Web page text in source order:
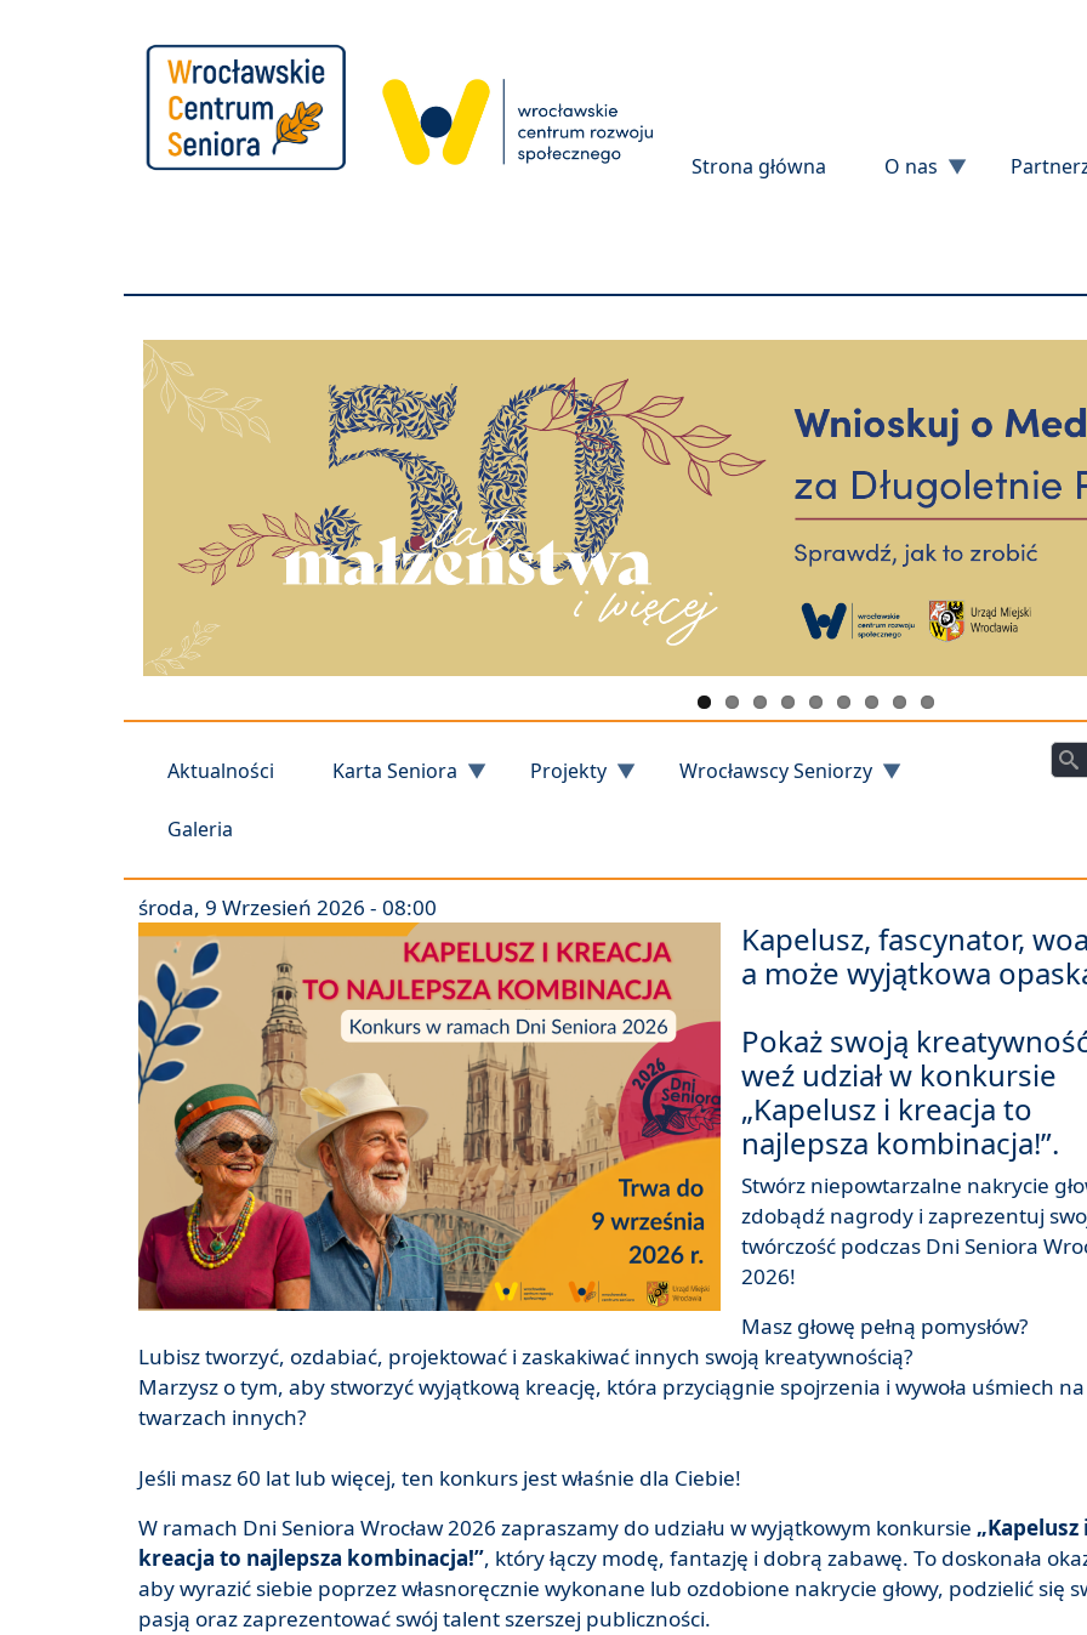
Strona główna O nas
Aktualności Karta Seniora Projekty Wrocławscy Seniorzy
Galeria
środa, 9 Wrzesień 2026 - 08:00
Kapelusz, fascynator,
a może wyjątkowa
Pokaż swoją
weź udział w konkursie
„Kapelusz i kreacja to
najlepsza kombinacja!”.
Stwórz niepowtarzalne nakrycie
zdobądź nagrody i zaprezentuj
twórczość podczas Dni Seniora
2026!
Masz głowę pełną pomysłów?
Lubisz tworzyć, ozdabiać, projektować i zaskakiwać innych swoją kreatywnością?
Marzysz o tym, aby stworzyć wyjątkową kreację, która przyciągnie spojrzenia i wywoła uśmiech na
twarzach innych?
Jeśli masz 60 lat lub więcej, ten konkurs jest właśnie dla Ciebie!
W ramach Dni Seniora Wrocław 2026 zapraszamy do udziału w wyjątkowym konkursie „Kapelusz i
kreacja to najlepsza kombinacja!”, który łączy modę, fantazję i dobrą zabawę. To doskonała
aby wyrazić siebie poprzez własnoręcznie wykonane lub ozdobione nakrycie głowy, podzielić się
pasją oraz zaprezentować swój talent szerszej publiczności.